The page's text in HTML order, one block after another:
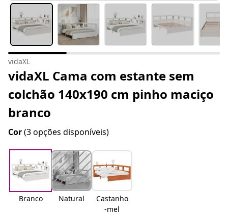
vidaXL
vidaXL Cama com estante sem
colchão 140x190 cm pinho maciço
branco
Cor(3 opções disponíveis)
Branco Natural
Castanho
-mel